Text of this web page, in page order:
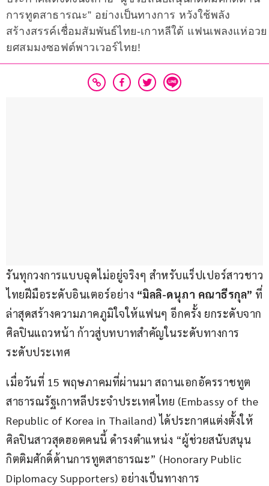
การทูตสาธารณะ” อย่างเป็นทางการ หวังใช้พลัง
สร้างสรรค์เชื่อมสัมพันธ์ไทย-เกาหลีใต้ แฟนเพลงแห่อวย
ยศสมมงซอฟต์พาวเวอร์ไทย!
รันทุกวงการแบบฉุดไม่อยู่จริงๆ สำหรับแร็ปเปอร์สาวชาว
ไทยฝีมือระดับอินเตอร์อย่าง “มิลลิ-ดนุภา คณาธีรกุล” ที่
ล่าสุดสร้างความภาคภูมิใจให้แฟนๆ อีกครั้ง ยกระดับจาก
ศิลปินแถวหน้า ก้าวสู่บทบาทสำคัญในระดับทางการ
ระดับประเทศ
เมื่อวันที่ 15 พฤษภาคมที่ผ่านมา สถานเอกอัครราชทูต
สาธารณรัฐเกาหลีประจำประเทศไทย (Embassy of the
Republic of Korea in Thailand) ได้ประกาศแต่งตั้งให้
ศิลปินสาวสุดฮอตคนนี้ ดำรงตำแหน่ง “ผู้ช่วยสนับสนุน
กิตติมศักดิ์ด้านการทูตสาธารณะ” (Honorary Public
Diplomacy Supporters) อย่างเป็นทางการ